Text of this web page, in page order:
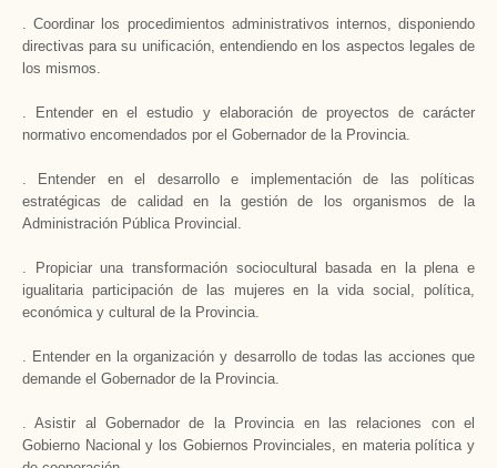
. Coordinar los procedimientos administrativos internos, disponiendo
directivas para su unificación, entendiendo en los aspectos legales de
los mismos.
. Entender en el estudio y elaboración de proyectos de carácter
normativo encomendados por el Gobernador de la Provincia.
. Entender en el desarrollo e implementación de las políticas
estratégicas de calidad en la gestión de los organismos de la
Administración Pública Provincial.
. Propiciar una transformación sociocultural basada en la plena e
igualitaria participación de las mujeres en la vida social, política,
económica y cultural de la Provincia.
. Entender en la organización y desarrollo de todas las acciones que
demande el Gobernador de la Provincia.
. Asistir al Gobernador de la Provincia en las relaciones con el
Gobierno Nacional y los Gobiernos Provinciales, en materia política y